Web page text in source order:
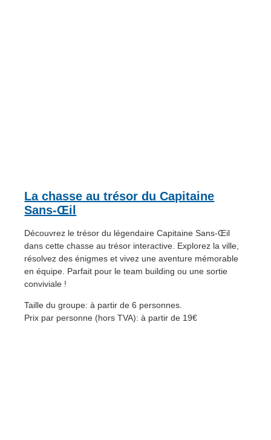
La chasse au trésor du Capitaine
Sans-Œil
Découvrez le trésor du légendaire Capitaine Sans-Œil
dans cette chasse au trésor interactive. Explorez la ville,
résolvez des énigmes et vivez une aventure mémorable
en équipe. Parfait pour le team building ou une sortie
conviviale !
Taille du groupe: à partir de 6 personnes.
Prix par personne (hors TVA): à partir de 19€